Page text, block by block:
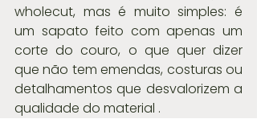
wholecut, mas é muito simples: é
um sapato feito com apenas um
corte do couro, o que quer dizer
que não tem emendas, costuras ou
detalhamentos que desvalorizem a
qualidade do material .